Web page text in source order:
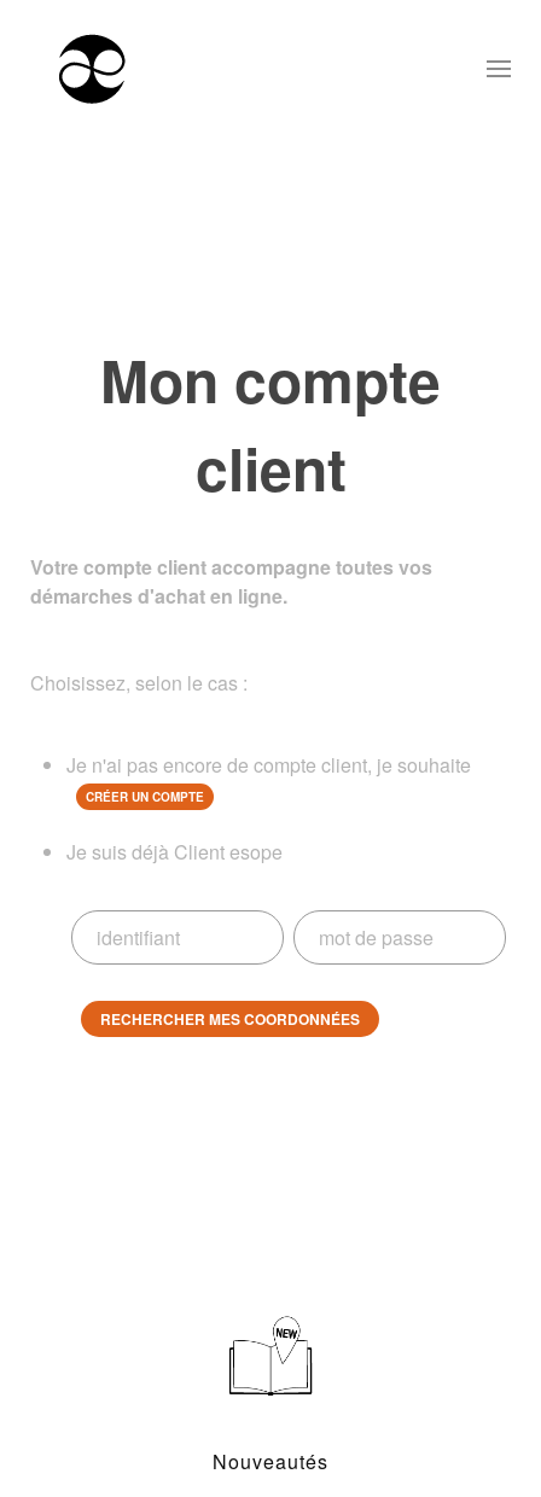
Mon compte
client
Votre compte client accompagne toutes vos
démarches d'achat en ligne.
Choisissez, selon le cas :
Je n'ai pas encore de compte client, je souhaite
CRÉER UN COMPTE
Je suis déjà Client esope
RECHERCHER MES COORDONNÉES
Nouveautés